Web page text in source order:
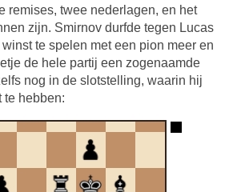
remises, twee nederlagen, en het
zijn. Smirnov durfde tegen Lucas
te spelen met een pion meer en
de hele partij een zogenaamde
nog in de slotstelling, waarin hij
te hebben: